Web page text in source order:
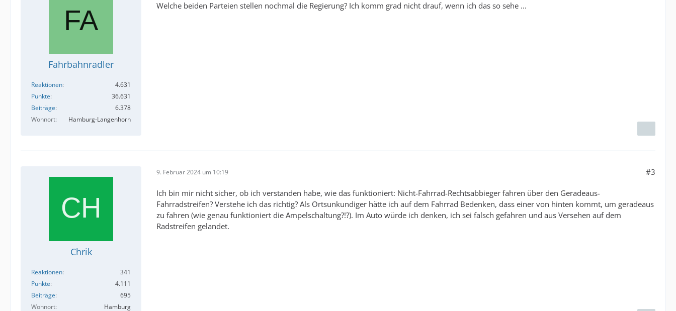
Fahrbahnradler
Reaktionen
4.631
Punkte
36.631
Beiträge
6.378
Wohnort
Hamburg-Langenhorn
Welche beiden Parteien stellen nochmal die Regierung? Ich komm grad nicht drauf, wenn ich das so sehe ...
Chrik
Reaktionen
341
Punkte
4.111
Beiträge
695
Wohnort
Hamburg
9. Februar 2024 um 10:19 #3
Ich bin mir nicht sicher, ob ich verstanden habe, wie das funktioniert: Nicht-Fahrrad-Rechtsabbieger fahren über den Geradeaus-
Fahrradstreifen? Verstehe ich das richtig? Als Ortsunkundiger hätte ich auf dem Fahrrad Bedenken, dass einer von hinten kommt, um geradeaus
zu fahren (wie genau funktioniert die Ampelschaltung?!?). Im Auto würde ich denken, ich sei falsch gefahren und aus Versehen auf dem
Radstreifen gelandet.